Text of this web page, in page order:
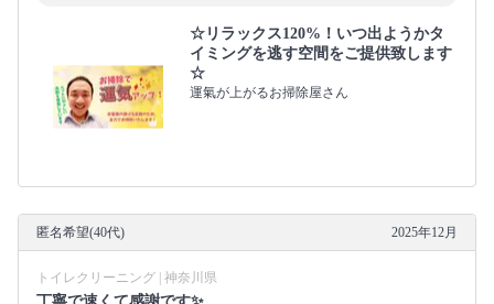
☆リラックス120%！いつ出ようかタ
イミングを逃す空間をご提供致します
☆
運氣が上がるお掃除屋さん
匿名希望(40代) 2025年12月
トイレクリーニング | 神奈川県